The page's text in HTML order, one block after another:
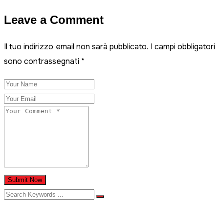
Leave a Comment
Il tuo indirizzo email non sarà pubblicato. I campi obbligatori
sono contrassegnati *
Submit Now